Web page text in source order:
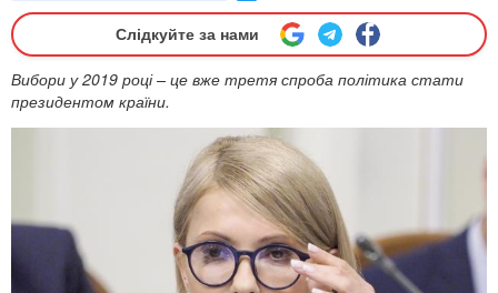
Слідкуйте за нами
Вибори у 2019 році – це вже третя спроба політика стати
президентом країни.